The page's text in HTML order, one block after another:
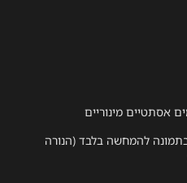
אסתטיים מינוריים
להמחשה בלבד (הנורה